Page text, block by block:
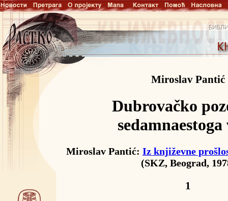
Miroslav Pantić
Dubrovačko
sedamnaestoga
Miroslav Pantić: Iz književne
(SKZ, Beograd,
1